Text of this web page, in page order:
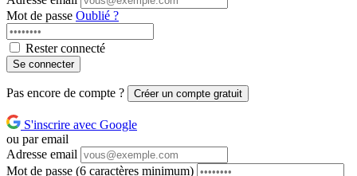
Mot de passe Oublié ?
Rester connecté
Se connecter
Pas encore de compte ? Créer un compte gratuit
S'inscrire avec Google
ou par email
Adresse email
Mot de passe (6 caractères minimum)